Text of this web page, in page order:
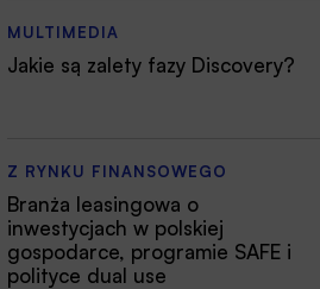
MULTIMEDIA
Jakie są zalety fazy Discovery?
Z RYNKU FINANSOWEGO
Branża leasingowa o
inwestycjach w polskiej
gospodarce, programie SAFE i
polityce dual use